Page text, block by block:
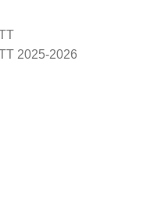
2025-2026